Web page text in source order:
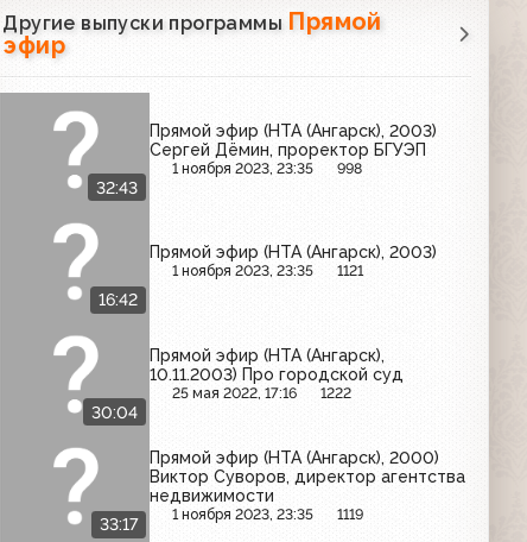
Другие выпуски программы Прямой
эфир
32:43
Прямой эфир (НТА (Ангарск), 2003)
Сергей Дёмин, проректор БГУЭП
1 ноября 2023, 23:35 998
16:42
Прямой эфир (НТА (Ангарск), 2003)
1 ноября 2023, 23:35 1121
30:04
Прямой эфир (НТА (Ангарск),
10.11.2003) Про городской суд
25 мая 2022, 17:16 1222
33:17
Прямой эфир (НТА (Ангарск), 2000)
Виктор Суворов, директор агентства
недвижимости
1 ноября 2023, 23:35 1119